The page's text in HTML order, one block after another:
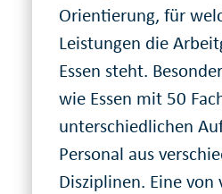
Orientierung, für
Leistungen die
Essen steht.
wie Essen mit 50
unter­schiedlichen
Personal aus
Disziplinen. Eine